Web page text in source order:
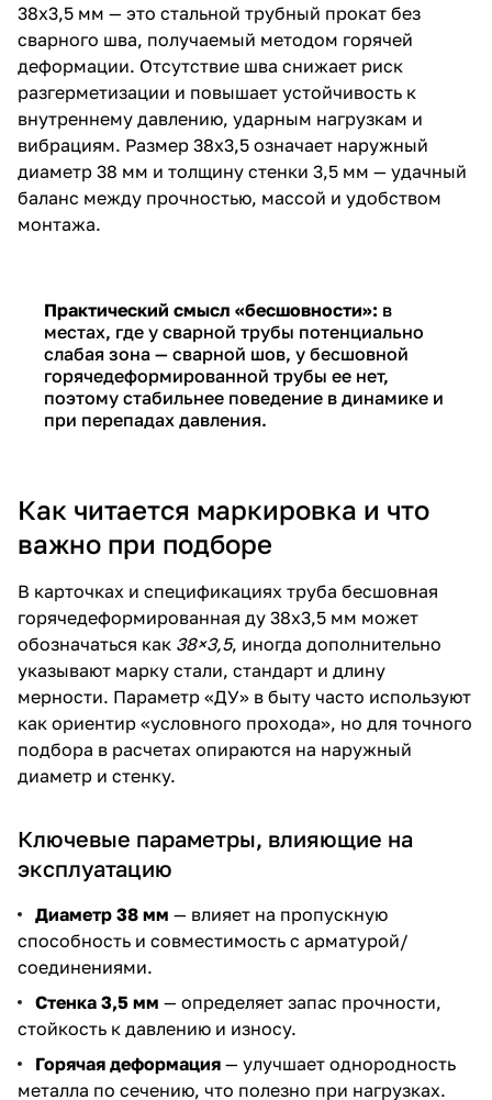
38х3,5 мм — это стальной трубный прокат без
сварного шва, получаемый методом горячей
деформации. Отсутствие шва снижает риск
разгерметизации и повышает устойчивость к
внутреннему давлению, ударным нагрузкам и
вибрациям. Размер 38х3,5 означает наружный
диаметр 38 мм и толщину стенки 3,5 мм — удачный
баланс между прочностью, массой и удобством
монтажа.
Практический смысл «бесшовности»: в
местах, где у сварной трубы потенциально
слабая зона — сварной шов, у бесшовной
горячедеформированной трубы ее нет,
поэтому стабильнее поведение в динамике и
при перепадах давления.
Как читается маркировка и что
важно при подборе
В карточках и спецификациях труба бесшовная
горячедеформированная ду 38х3,5 мм может
обозначаться как 38×3,5, иногда дополнительно
указывают марку стали, стандарт и длину
мерности. Параметр «ДУ» в быту часто используют
как ориентир «условного прохода», но для точного
подбора в расчетах опираются на наружный
диаметр и стенку.
Ключевые параметры, влияющие на
эксплуатацию
Диаметр 38 мм — влияет на пропускную
способность и совместимость с арматурой/
соединениями.
Стенка 3,5 мм — определяет запас прочности,
стойкость к давлению и износу.
Горячая деформация — улучшает однородность
металла по сечению, что полезно при нагрузках.